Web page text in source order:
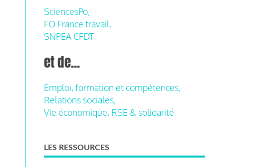
SciencesPo,
FO France travail,
SNPEA CFDT
et de...
Emploi, formation et compétences,
Relations sociales,
Vie économique, RSE & solidarité
LES RESSOURCES